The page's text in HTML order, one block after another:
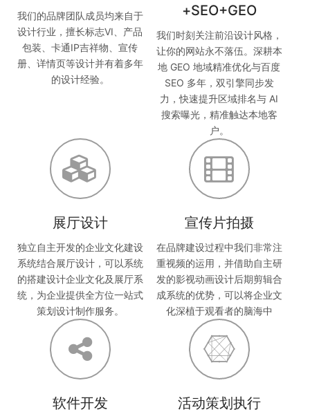
我们的品牌团队成员均来自于
设计行业，擅长标志VI、产品
包装、卡通IP吉祥物、宣传
册、详情页等设计并有着多年
的设计经验。
+SEO+GEO
我们时刻关注前沿设计风格，
让你的网站永不落伍。深耕本
地 GEO 地域精准优化与百度
SEO 多年，双引擎同步发
力，快速提升区域排名与 AI
搜索曝光，精准触达本地客
户。
展厅设计
独立自主开发的企业文化建设
系统结合展厅设计，可以系统
的搭建设计企业文化及展厅系
统，为企业提供全方位一站式
策划设计制作服务。
宣传片拍摄
在品牌建设过程中我们非常注
重视频的运用，并借助自主研
发的影视动画设计后期剪辑合
成系统的优势，可以将企业文
化深植于观看者的脑海中
软件开发 活动策划执行